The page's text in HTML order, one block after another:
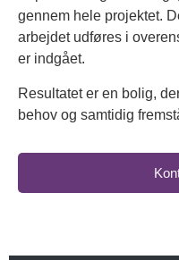
gennem hele projektet.
arbejdet udføres i
er indgået.
Resultatet er en bolig,
behov og samtidig